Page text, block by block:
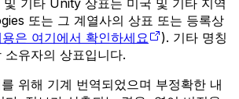
또는 그 계열사의 상표 또는 등록상
은 여기에서 확인하세요
). 기타 명칭
소유자의 상표입니다.
위해 기계 번역되었으며 부정확한 내